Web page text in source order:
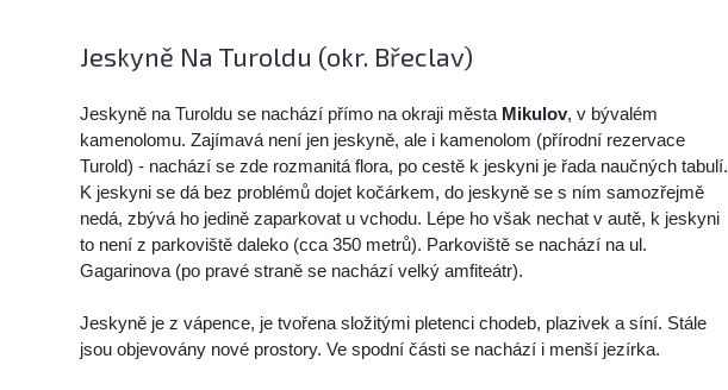
Jeskyně Na Turoldu (okr. Břeclav)
Jeskyně na Turoldu se nachází přímo na okraji města Mikulov, v bývalém
kamenolomu. Zajímavá není jen jeskyně, ale i kamenolom (přírodní rezervace
Turold) - nachází se zde rozmanitá flora, po cestě k jeskyni je řada naučných tabulí.
K jeskyni se dá bez problémů dojet kočárkem, do jeskyně se s ním samozřejmě
nedá, zbývá ho jedině zaparkovat u vchodu. Lépe ho však nechat v autě, k jeskyni
to není z parkoviště daleko (cca 350 metrů). Parkoviště se nachází na ul.
Gagarinova (po pravé straně se nachází velký amfiteátr).
Jeskyně je z vápence, je tvořena složitými pletenci chodeb, plazivek a síní. Stále
jsou objevovány nové prostory. Ve spodní části se nachází i menší jezírka.